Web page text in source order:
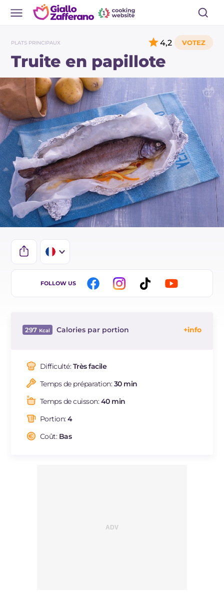
PLATS PRINCIPAUX
Truite en papillote
4,2
IT
DE
NL
FOLLOW US
297 Calories par portion
Dont sucres
Protéine
Graisses
Fibre
Cholestérol
Difficulté:Très facile
Temps de préparation:30 min
Temps de cuisson:40 min
Portion:4
Coût: Bas